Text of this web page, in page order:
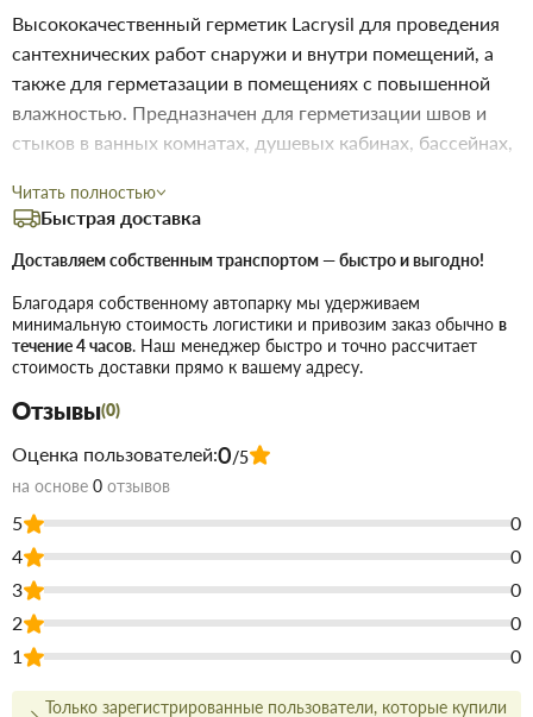
Высококачественный герметик Lacrysil для проведения
сантехнических работ снаружи и внутри помещений, а
также для герметазации в помещениях с повышенной
влажностью. Предназначен для герметизации швов и
стыков в ванных комнатах, душевых кабинах, бассейнах,
эксплуатируемых во влажной среде; для герметизации в
системах водоснабжения, канализации, вентиляции и
кондиционирования. Обладает отличной агдезией к
различным строительным материалам (керамическая
плитка, стекло, прогрунтованы металлические
поверхности, алюминий, фарфор, дерево, пластик).
Характеристики: • Цвет: белый • Основа: силиконовая •
Назначение: для герметизации • Под покраску: нет •
Объем: 280 мл • Температура эксплуатации: от –40 до
+130 °C • Срок годности: 18 месяцев
Купить Герметик Lacrysil силиконовый санитарный белый 280 мл
строительных материалов Торус можно купить по низкой цене
непосредственно на складе, или на сайте, что сэкономит Вам
время.
Преимущества нашего интернет-магазина стройтоваров не
только в цене!
Читать полностью
Быстрая доставка
Доставляем собственным транспортом — быстро и выгодно!
Благодаря собственному автопарку мы удерживаем
минимальную стоимость логистики и привозим заказ обычно в
течение 4 часов. Наш менеджер быстро и точно рассчитает
стоимость доставки прямо к вашему адресу.
Отзывы(0)
Оценка пользователей:0/5
на основе 0 отзывов
5
0
4
0
3
0
2
0
1
0
Только зарегистрированные пользователи, которые купили